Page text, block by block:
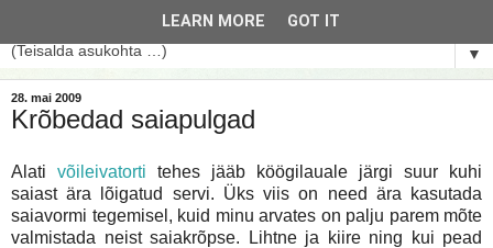
▼
28. mai 2009
Krõbedad saiapulgad
Alati võileivatorti tehes jääb köögilauale järgi suur kuhi
saiast ära lõigatud servi. Üks viis on need ära kasutada
saiavormi tegemisel, kuid minu arvates on palju parem mõte
valmistada neist saiakrõpse. Lihtne ja kiire ning kui pead
LEARN MORE GOT IT